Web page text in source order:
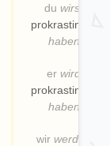
du wirst
prokrastinier
haben
er wird
prokrastinier
haben
wir werden